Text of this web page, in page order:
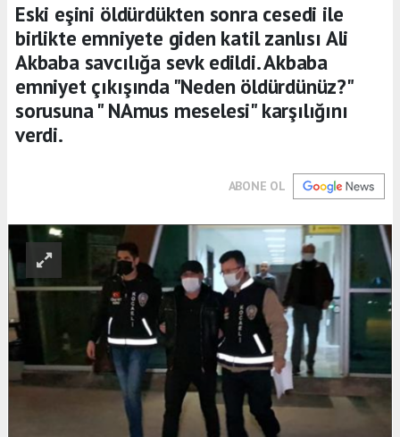
Eski eşini öldürdükten sonra cesedi ile
birlikte emniyete giden katil zanlısı Ali
Akbaba savcılığa sevk edildi. Akbaba
emniyet çıkışında "Neden öldürdünüz?"
sorusuna " NAmus meselesi" karşılığını
verdi.
ABONE OL